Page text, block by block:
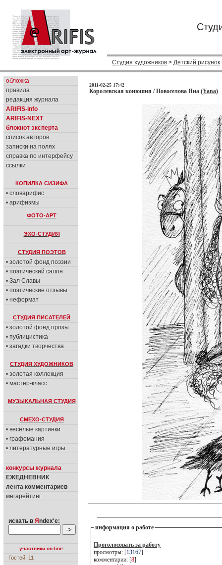
Студия художников > Детский рисунок
обложка
правила
редакция журнала
ARIFIS-info
ARIFIS-NEXT
блокнот эксперта
список авторов
записки на полях
справка по интерфейсу
ссылки
КОПИЛКА СИЗИФА
• словарифис
• арифизмы
ФОТО-АРТ
ЭХО-СТУДИЯ
СТУДИЯ ПОЭТОВ
• золотой фонд поэзии
• поэтический салон
• Зал Славы
• поэтические отзывы
• неформат
СТУДИЯ ПИСАТЕЛЕЙ
• золотой фонд прозы
• публицистика
• загадки творчества
СТУДИЯ ХУДОЖНИКОВ
• золотая коллекция
• мастер-класс
МУЗЫКАЛЬНАЯ СТУДИЯ
СМЕХО-СТУДИЯ
• веселые картинки
• графомания
• литературные игры
конкурсы журнала
ЕЖЕДНЕВНИК
лента комментариев
мегарейтинг
искать в Я ndex'е:
участники on-line:
Гостей: 11
2011-02-25 17:42
Королевская конюшня / Новоселова Яна (Yana)
информация о работе
Проголосовать за работу
просмотры: [13167]
комментарии: [8]